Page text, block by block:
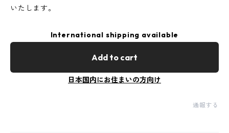
いたします。
International shipping available
Add to cart
日本国内にお住まいの方向け
通報する